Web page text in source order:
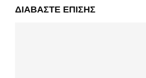
ΔΙΑΒΆΣΤΕ ΕΠΊΣΗΣ